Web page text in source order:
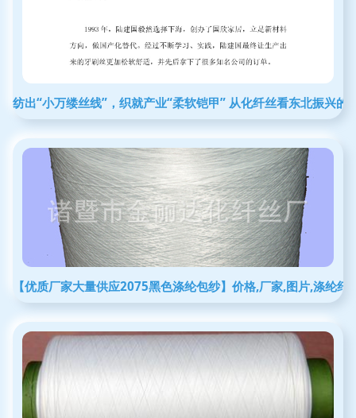
纺出“小万缕丝线”，织就产业“柔软铠甲” 从化纤丝看东北振兴的
【优质厂家大量供应2075黑色涤纶包纱】价格,厂家,图片,涤纶